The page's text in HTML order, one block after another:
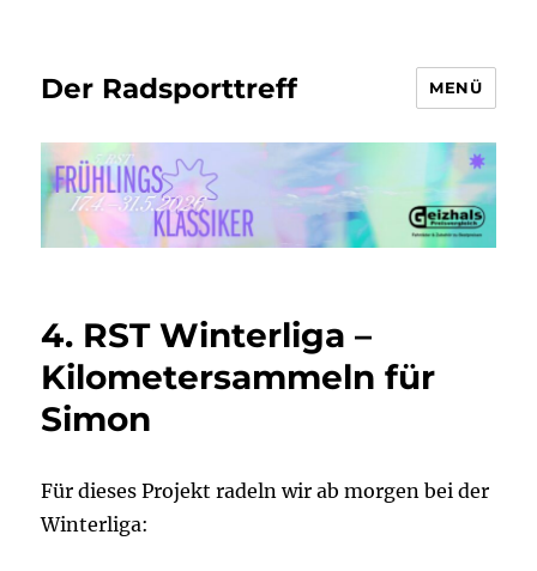
Der Radsporttreff MENÜ
4. RST Winterliga –
Kilometersammeln für
Simon
Für dieses Projekt radeln wir ab morgen bei der
Winterliga: